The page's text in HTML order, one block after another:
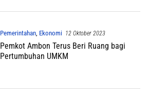
Pemerintahan, Ekonomi 12 Oktober 2023
Pemkot Ambon Terus Beri Ruang bagi
Pertumbuhan UMKM